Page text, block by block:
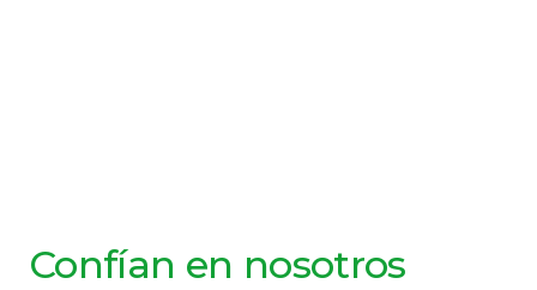
Confían en nosotros